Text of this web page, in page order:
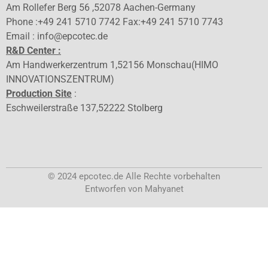
Am Rollefer Berg 56 ,52078 Aachen-Germany
Phone :+49 241 5710 7742 Fax:+49 241 5710 7743
Email : info@epcotec.de
R&D Center :
Am Handwerkerzentrum 1,52156 Monschau(HIMO
INNOVATIONSZENTRUM)
Production Site :
Eschweilerstraße 137,52222 Stolberg
© 2024 epcotec.de Alle Rechte vorbehalten
Entworfen von Mahyanet